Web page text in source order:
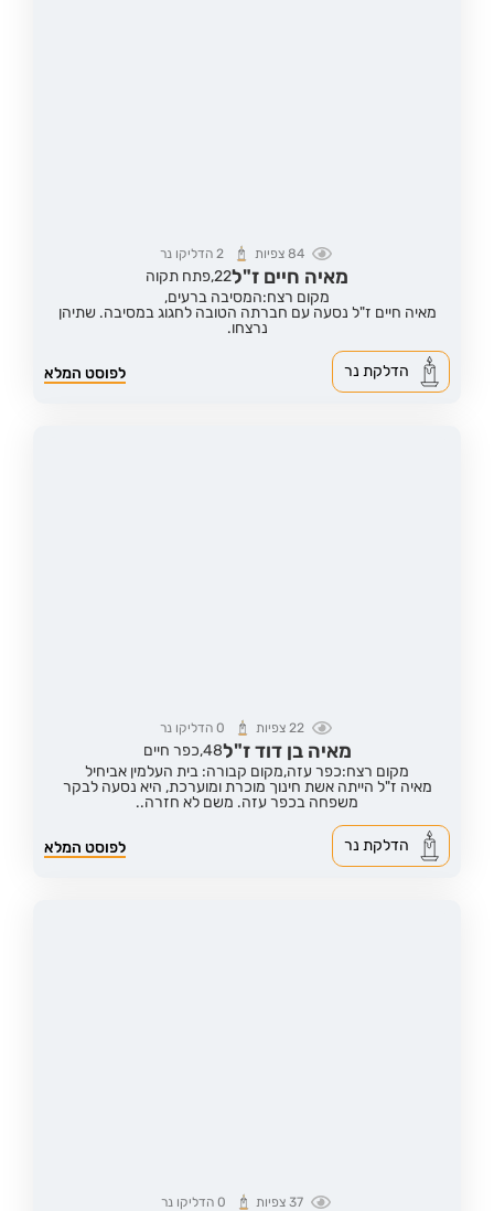
84 צפיות 2 הדליקו נר
מאיה חיים ז"ל22,פתח תקוה
מקום רצח:המסיבה ברעים,
מאיה חיים ז"ל נסעה עם חברתה הטובה לחגוג במסיבה. שתיהן
נרצחו.
לפוסט המלא הדלקת נר
22 צפיות 0הדליקו נר
מאיה בן דוד ז"ל48, כפר חיים
מקום רצח:כפר עזה,מקום קבורה: בית העלמין אביחיל
מאיה ז"ל הייתה אשת חינוך מוכרת ומוערכת, היא נסעה לבקר
משפחה בכפר עזה. משם לא חזרה..
לפוסט המלא הדלקת נר
37צפיות 0 הדליקו נר